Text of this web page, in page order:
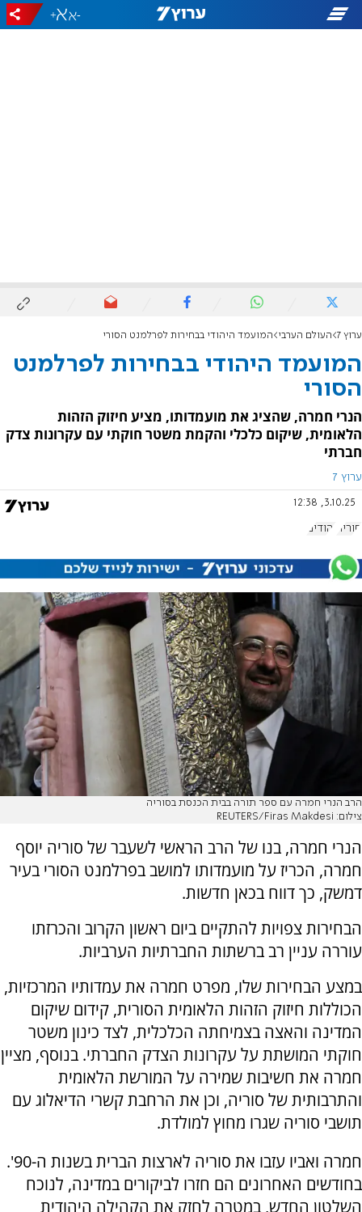
-
+
ערוץ 7 העולם הערבי המועמד היהודי בבחירות לפרלמנט הסורי
המועמד היהודי בבחירות לפרלמנט
הסורי
הנרי חמרה, שהציג את מועמדותו, מציע חיזוק הזהות
הלאומית, שיקום כלכלי והקמת משטר חוקתי עם עקרונות צדק
חברתי
ערוץ 7
3.10.25, 12:38
סוריה יהודים
הרב הנרי חמרה עם ספר תורה בבית הכנסת בסוריה
צילום: REUTERS/Firas Makdesi
הנרי חמרה, בנו של הרב הראשי לשעבר של סוריה יוסף
חמרה, הכריז על מועמדותו למושב בפרלמנט הסורי בעיר
דמשק, כך דווח בכאן חדשות.
הבחירות צפויות להתקיים ביום ראשון הקרוב והכרזתו
עוררה עניין רב ברשתות החברתיות הערביות.
במצע הבחירות שלו, מפרט חמרה את עמדותיו המרכזיות,
הכוללות חיזוק הזהות הלאומית הסורית, קידום שיקום
המדינה והאצה בצמיחתה הכלכלית, לצד כינון משטר
חוקתי המושתת על עקרונות הצדק החברתי. בנוסף, מציין
חמרה את חשיבות שמירה על המורשת הלאומית
והתרבותית של סוריה, וכן את הרחבת קשרי הדיאלוג עם
תושבי סוריה שגרו מחוץ למולדת.
חמרה ואביו עזבו את סוריה לארצות הברית בשנות ה-90'.
בחודשים האחרונים הם חזרו לביקורים במדינה, לנוכח
השלטון החדש, במטרה לחזק את הקהילה היהודית